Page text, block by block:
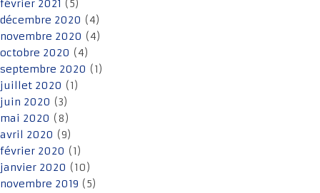
février 2021 (5)
décembre 2020 (4)
novembre 2020 (4)
octobre 2020 (4)
septembre 2020 (1)
juillet 2020 (1)
juin 2020 (3)
mai 2020 (8)
avril 2020 (9)
février 2020 (1)
janvier 2020 (10)
novembre 2019 (5)